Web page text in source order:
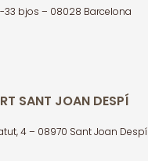
33 bjos – 08028 Barcelona
SANT JOAN DESPÍ
4 – 08970 Sant Joan Despí